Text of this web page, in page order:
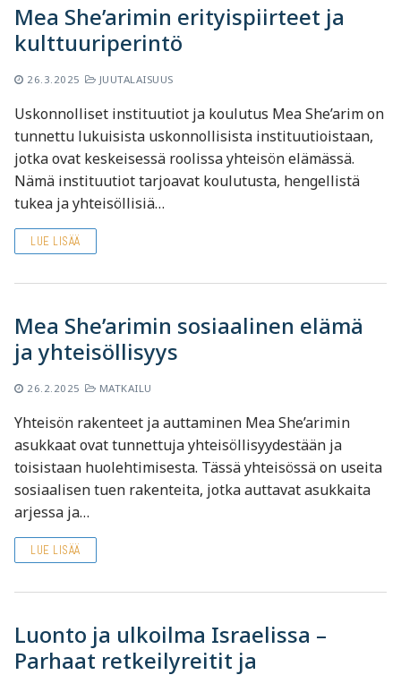
Mea She’arimin erityispiirteet ja
kulttuuriperintö
26.3.2025 JUUTALAISUUS
Uskonnolliset instituutiot ja koulutus Mea She’arim on
tunnettu lukuisista uskonnollisista instituutioistaan,
jotka ovat keskeisessä roolissa yhteisön elämässä.
Nämä instituutiot tarjoavat koulutusta, hengellistä
tukea ja yhteisöllisiä…
LUE LISÄÄ
Mea She’arimin sosiaalinen elämä
ja yhteisöllisyys
26.2.2025 MATKAILU
Yhteisön rakenteet ja auttaminen Mea She’arimin
asukkaat ovat tunnettuja yhteisöllisyydestään ja
toisistaan huolehtimisesta. Tässä yhteisössä on useita
sosiaalisen tuen rakenteita, jotka auttavat asukkaita
arjessa ja…
LUE LISÄÄ
Luonto ja ulkoilma Israelissa –
Parhaat retkeilyreitit ja